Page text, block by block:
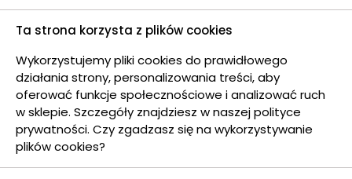
Ta strona korzysta z plików cookies
Wykorzystujemy pliki cookies do prawidłowego
działania strony, personalizowania treści, aby
oferować funkcje społecznościowe i analizować ruch
w sklepie. Szczegóły znajdziesz w naszej polityce
prywatności. Czy zgadzasz się na wykorzystywanie
plików cookies?